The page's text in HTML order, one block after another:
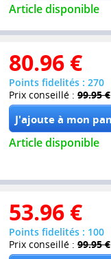
Article disponible
80.96 €
Points fidelités : 270
Prix conseillé : 99.95 €
Article disponible
53.96 €
Points fidelités : 100
Prix conseillé : 99.95 €